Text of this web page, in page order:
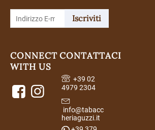
Iscriviti
CONNECT
WITH US
CONTATTACI
+39 02
4979 2304
info@tabacc
heriaguzzi.it